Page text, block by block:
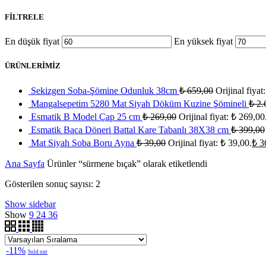
FİLTRELE
En düşük fiyat En yüksek fiyat
ÜRÜNLERİMİZ
Sekizgen Soba-Şömine Odunluk 38cm ₺659,00 Orijinal
Mangalsepetim 5280 Mat Siyah Döküm Kuzine Şömineli ₺
Esmatik B Model Çap 25 cm ₺269,00 Orijinal fiyat: ₺ 269,00.
Esmatik Baca Döneri Battal Kare Tabanlı 38X38 cm ₺399,00
Mat Siyah Soba Boru Ayna ₺39,00 Orijinal fiyat: ₺ 39,00.₺
Ana Sayfa Ürünler “sürmene bıçak” olarak etiketlendi
Gösterilen sonuç sayısı: 2
Show sidebar
Show 9 24 36
-11% Sold out